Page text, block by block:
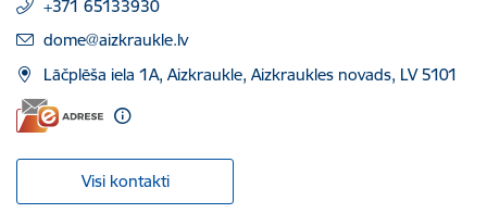
+371 65133930
E-pasts:
dome@aizkraukle.lv
Lāčplēša iela 1A, Aizkraukle, Aizkraukles novads, LV 5101
Visi kontakti